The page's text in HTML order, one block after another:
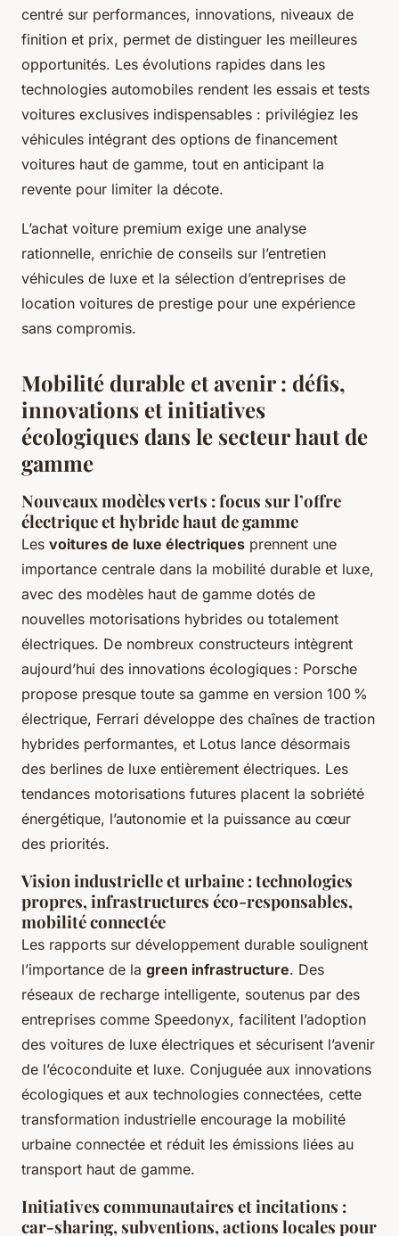
centré sur performances, innovations, niveaux de
finition et prix, permet de distinguer les meilleures
opportunités. Les évolutions rapides dans les
technologies automobiles rendent les essais et tests
voitures exclusives indispensables : privilégiez les
véhicules intégrant des options de financement
voitures haut de gamme, tout en anticipant la
revente pour limiter la décote.
L’achat voiture premium exige une analyse
rationnelle, enrichie de conseils sur l’entretien
véhicules de luxe et la sélection d’entreprises de
location voitures de prestige pour une expérience
sans compromis.
Mobilité durable et avenir : défis,
innovations et initiatives
écologiques dans le secteur haut de
gamme
Nouveaux modèles verts : focus sur l’offre
électrique et hybride haut de gamme
Les voitures de luxe électriques prennent une
importance centrale dans la mobilité durable et luxe,
avec des modèles haut de gamme dotés de
nouvelles motorisations hybrides ou totalement
électriques. De nombreux constructeurs intègrent
aujourd’hui des innovations écologiques : Porsche
propose presque toute sa gamme en version 100 %
électrique, Ferrari développe des chaînes de traction
hybrides performantes, et Lotus lance désormais
des berlines de luxe entièrement électriques. Les
tendances motorisations futures placent la sobriété
énergétique, l’autonomie et la puissance au cœur
des priorités.
Vision industrielle et urbaine : technologies
propres, infrastructures éco-responsables,
mobilité connectée
Les rapports sur développement durable soulignent
l’importance de la green infrastructure. Des
réseaux de recharge intelligente, soutenus par des
entreprises comme Speedonyx, facilitent l’adoption
des voitures de luxe électriques et sécurisent l’avenir
de l’écoconduite et luxe. Conjuguée aux innovations
écologiques et aux technologies connectées, cette
transformation industrielle encourage la mobilité
urbaine connectée et réduit les émissions liées au
transport haut de gamme.
Initiatives communautaires et incitations :
car-sharing, subventions, actions locales pour